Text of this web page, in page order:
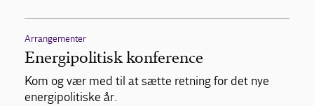
Arrangementer
Energipolitisk konference
Kom og vær med til at sætte retning for det nye
energipolitiske år.